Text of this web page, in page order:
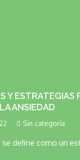
Y ESTRATEGIAS
ANSIEDAD
Sin categoría
se define como un